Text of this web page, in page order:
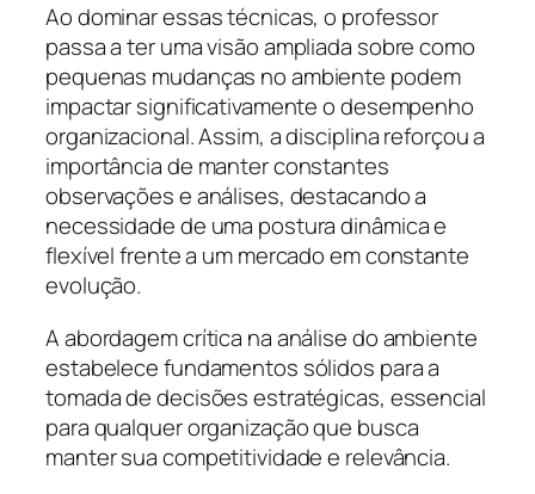
Ao dominar essas técnicas, o professor
passa a ter uma visão ampliada sobre como
pequenas mudanças no ambiente podem
impactar significativamente o desempenho
organizacional. Assim, a disciplina reforçou a
importância de manter constantes
observações e análises, destacando a
necessidade de uma postura dinâmica e
flexível frente a um mercado em constante
evolução.
A abordagem crítica na análise do ambiente
estabelece fundamentos sólidos para a
tomada de decisões estratégicas, essencial
para qualquer organização que busca
manter sua competitividade e relevância.